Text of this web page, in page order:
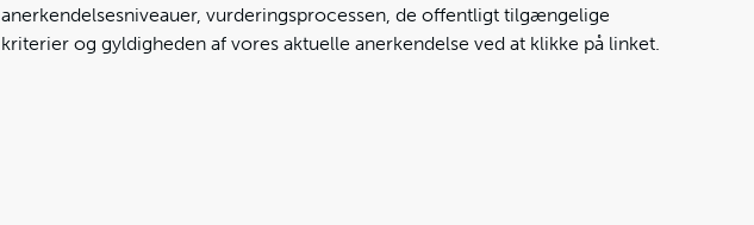
anerkendelsesniveauer, vurderingsprocessen, de offentligt tilgængelige
kriterier og gyldigheden af vores aktuelle anerkendelse ved at klikke på linket.